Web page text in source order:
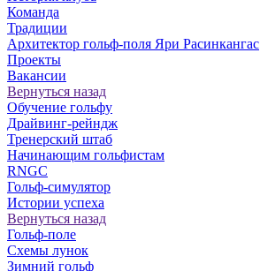
Команда
Традиции
Архитектор гольф-поля Яри Расинкангас
Проекты
Вакансии
Вернуться назад
Обучение гольфу
Драйвинг-рейндж
Тренерский штаб
Начинающим гольфистам
RNGC
Гольф-симулятор
Истории успеха
Вернуться назад
Гольф-поле
Схемы лунок
Зимний гольф